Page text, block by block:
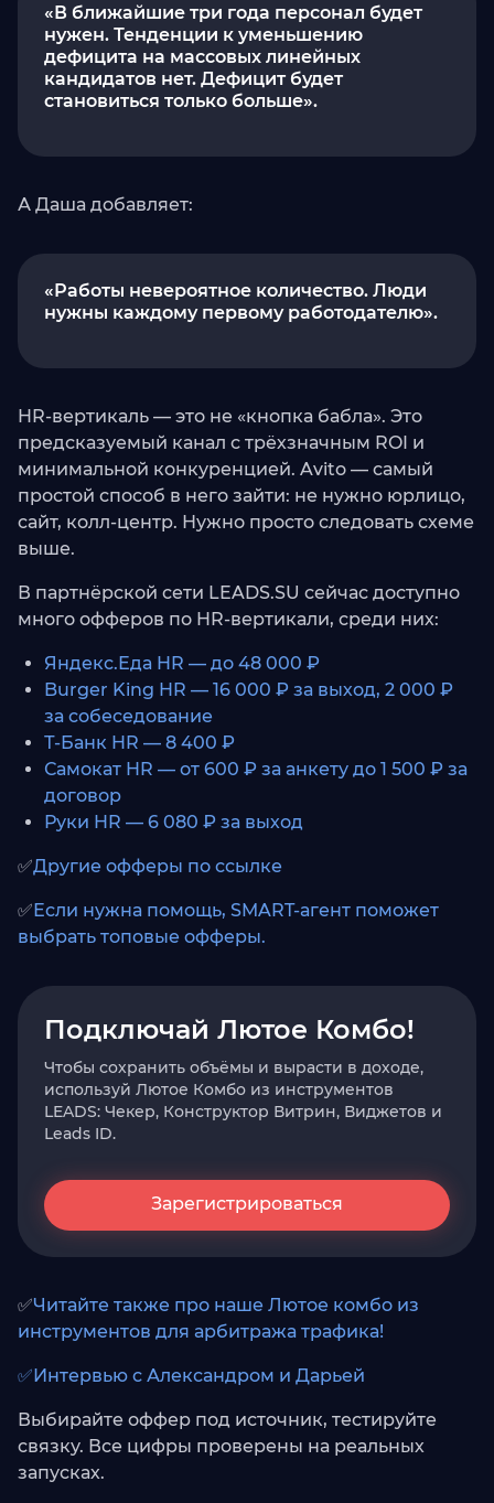
«В ближайшие три года персонал будет
нужен. Тенденции к уменьшению
дефицита на массовых линейных
кандидатов нет. Дефицит будет
становиться только больше».
А Даша добавляет:
«Работы невероятное количество. Люди
нужны каждому первому работодателю».
HR-вертикаль — это не «кнопка бабла». Это
предсказуемый канал с трёхзначным ROI и
минимальной конкуренцией. Avito — самый
простой способ в него зайти: не нужно юрлицо,
сайт, колл-центр. Нужно просто следовать схеме
выше.
В партнёрской сети LEADS.SU сейчас доступно
много офферов по HR-вертикали, среди них:
Яндекс.Еда HR — до 48 000 ₽
Burger King HR — 16 000 ₽ за выход, 2 000 ₽
за собеседование
Т-Банк HR — 8 400 ₽
Самокат HR — от 600 ₽ за анкету до 1 500 ₽ за
договор
Руки HR — 6 080 ₽ за выход
✅Другие офферы по ссылке
✅Если нужна помощь, SMART-агент поможет
выбрать топовые офферы.
Подключай Лютое Комбо!
Чтобы сохранить объёмы и вырасти в доходе,
используй Лютое Комбо из инструментов
LEADS: Чекер, Конструктор Витрин, Виджетов и
Leads ID.
Зарегистрироваться
✅Читайте также про наше Лютое комбо из
инструментов для арбитража трафика!
✅Интервью с Александром и Дарьей
Выбирайте оффер под источник, тестируйте
связку. Все цифры проверены на реальных
запусках.